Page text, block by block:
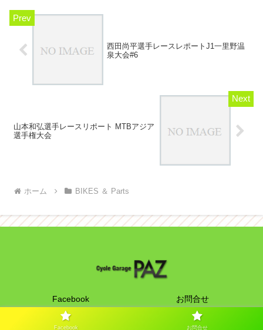
西田尚平選手レースレポートJ1一里野温
泉大会#6
山本和弘選手レースリポート MTBアジア
選手権大会
ホーム BIKES ＆ Parts
Facebook お問合せ
Copyright © 2011-2026 Cycle Garage PAZ All Rights Reserved.
Facebook お問合せ